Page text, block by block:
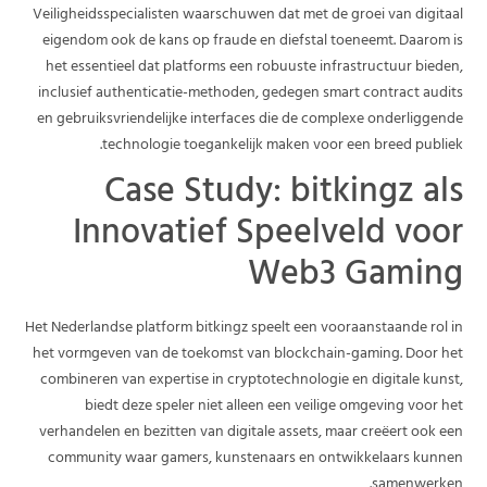
Veiligheidsspecialisten waarschuwen dat met de groei van digitaal
eigendom ook de kans op fraude en diefstal toeneemt. Daarom is
het essentieel dat platforms een robuuste infrastructuur bieden,
inclusief authenticatie-methoden, gedegen smart contract audits
en gebruiksvriendelijke interfaces die de complexe onderliggende
technologie toegankelijk maken voor een breed publiek.
Case Study:bitkingzals
Innovatief Speelveld voor
Web3 Gaming
Het Nederlandse platform bitkingz speelt een vooraanstaande rol in
het vormgeven van de toekomst van blockchain-gaming. Door het
combineren van expertise in cryptotechnologie en digitale kunst,
biedt deze speler niet alleen een veilige omgeving voor het
verhandelen en bezitten van digitale assets, maar creëert ook een
community waar gamers, kunstenaars en ontwikkelaars kunnen